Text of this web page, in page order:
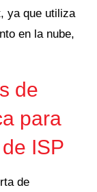
ya que utiliza
en la nube,
de
para
ISP
de